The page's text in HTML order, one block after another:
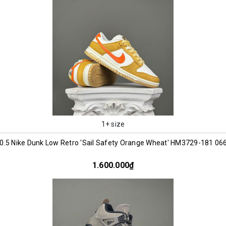
1+ size
Nike Dunk Low Retro 'Sail Safety Orange Wheat' HM3729-181
1.600.000₫